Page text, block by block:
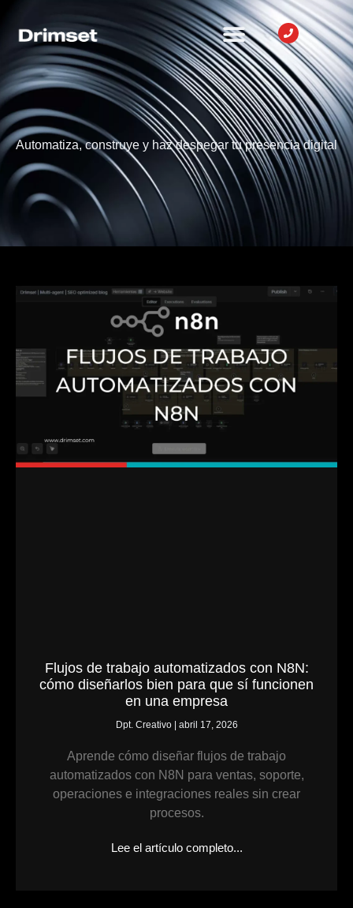
Automatiza, construye y haz despegar tu presencia digital
Flujos de trabajo automatizados con N8N:
cómo diseñarlos bien para que sí funcionen
en una empresa
Dpt. Creativo abril 17, 2026
Aprende cómo diseñar flujos de trabajo
automatizados con N8N para ventas, soporte,
operaciones e integraciones reales sin crear
procesos.
Lee el artículo completo...